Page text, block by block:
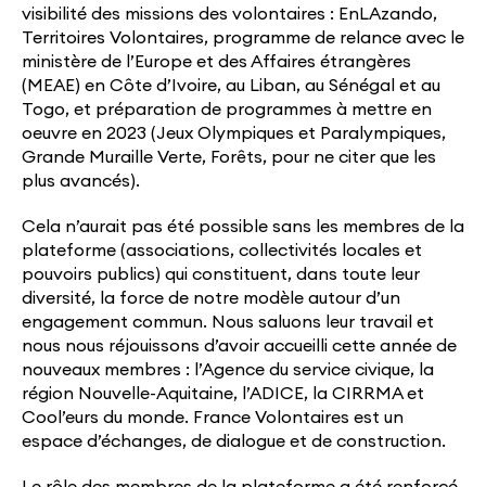
visibilité des missions des volontaires : EnLAzando,
Territoires Volontaires, programme de relance avec le
ministère de l’Europe et des Affaires étrangères
(MEAE) en Côte d’Ivoire, au Liban, au Sénégal et au
Togo, et préparation de programmes à mettre en
oeuvre en 2023 (Jeux Olympiques et Paralympiques,
Grande Muraille Verte, Forêts, pour ne citer que les
plus avancés).
Cela n’aurait pas été possible sans les membres de la
plateforme (associations, collectivités locales et
pouvoirs publics) qui constituent, dans toute leur
diversité, la force de notre modèle autour d’un
engagement commun. Nous saluons leur travail et
nous nous réjouissons d’avoir accueilli cette année de
nouveaux membres : l’Agence du service civique, la
région Nouvelle-Aquitaine, l’ADICE, la CIRRMA et
Cool’eurs du monde. France Volontaires est un
espace d’échanges, de dialogue et de construction.